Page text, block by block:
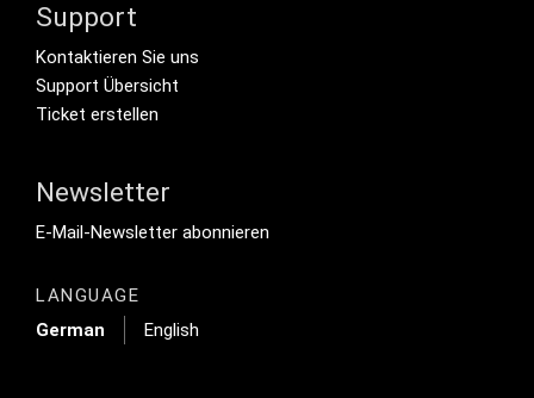
Support
Footer Secondary Menu
Kontaktieren Sie uns
Support Übersicht
Ticket erstellen
Newsletter
Footer Tertiary
E-Mail-Newsletter abonnieren
LANGUAGE
German
English